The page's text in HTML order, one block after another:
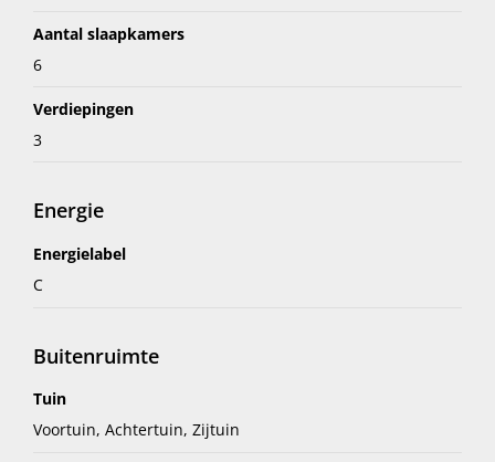
Aantal slaapkamers
6
Verdiepingen
3
Energie
Energielabel
C
Buitenruimte
Tuin
Voortuin, Achtertuin, Zijtuin